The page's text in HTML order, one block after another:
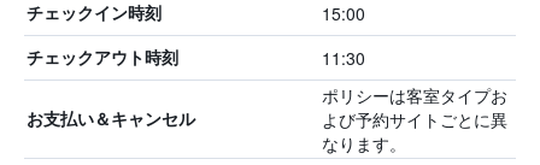
チェックイン時刻 15:00
チェックアウト時刻 11:30
お支払い＆キャンセル
ポリシーは客室タイプお
よび予約サイトごとに異
なります。